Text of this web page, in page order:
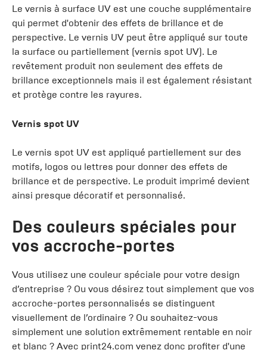
Le vernis à surface UV est une couche supplémentaire
qui permet d'obtenir des effets de brillance et de
perspective. Le vernis UV peut être appliqué sur toute
la surface ou partiellement (vernis spot UV). Le
revêtement produit non seulement des effets de
brillance exceptionnels mais il est également résistant
et protège contre les rayures.
Vernis spot UV
Le vernis spot UV est appliqué partiellement sur des
motifs, logos ou lettres pour donner des effets de
brillance et de perspective. Le produit imprimé devient
ainsi presque décoratif et personnalisé.
Des couleurs spéciales pour
vos accroche-portes
Vous utilisez une couleur spéciale pour votre design
d’entreprise ? Ou vous désirez tout simplement que vos
accroche-portes personnalisés se distinguent
visuellement de l’ordinaire ? Ou souhaitez-vous
simplement une solution extrêmement rentable en noir
et blanc ? Avec print24.com venez donc profiter d'une